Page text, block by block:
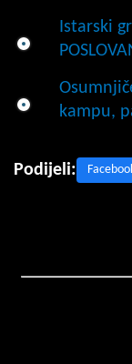
Istarski
kampu,
Podijeli: